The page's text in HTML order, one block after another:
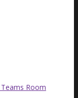
Room